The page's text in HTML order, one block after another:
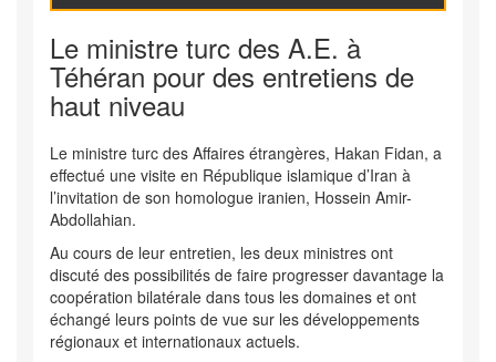
Le ministre turc des A.E. à
Téhéran pour des entretiens de
haut niveau
Le ministre turc des Affaires étrangères, Hakan Fidan, a
effectué une visite en République islamique d’Iran à
l’invitation de son homologue iranien, Hossein Amir-
Abdollahian.
Au cours de leur entretien, les deux ministres ont
discuté des possibilités de faire progresser davantage la
coopération bilatérale dans tous les domaines et ont
échangé leurs points de vue sur les développements
régionaux et internationaux actuels.